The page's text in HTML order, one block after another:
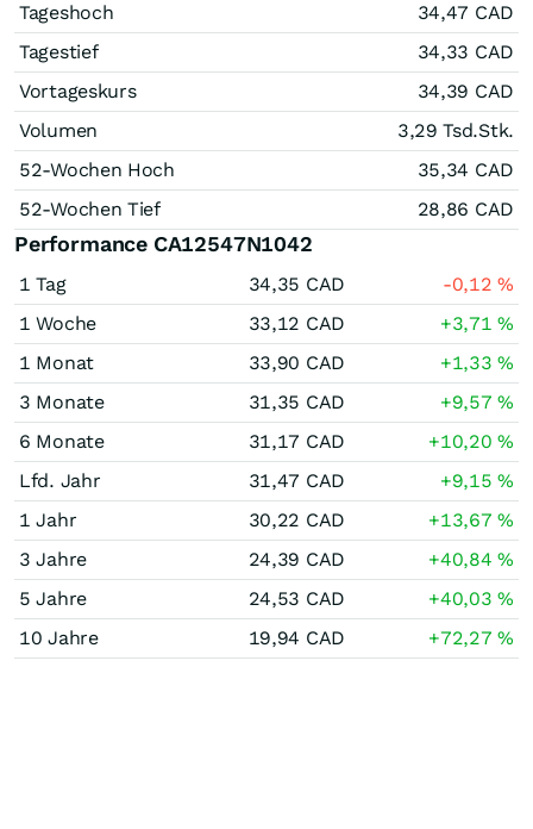
Tageshoch
34,47 CAD
Tagestief
34,33 CAD
Vortageskurs
34,39 CAD
Volumen
3,29 Tsd.Stk.
52-Wochen Hoch
35,34 CAD
52-Wochen Tief
28,86 CAD
Performance CA12547N1042
1 Tag 34,35 CAD -0,12%
1 Woche
33,12 CAD +3,71%
1 Monat
33,90 CAD +1,33%
3 Monate
31,35 CAD +9,57%
6 Monate
31,17 CAD +10,20%
Lfd. Jahr
31,47 CAD +9,15%
1 Jahr
30,22 CAD +13,67%
3 Jahre
24,39 CAD +40,84%
5 Jahre
24,53 CAD +40,03%
10 Jahre
19,94 CAD +72,27%